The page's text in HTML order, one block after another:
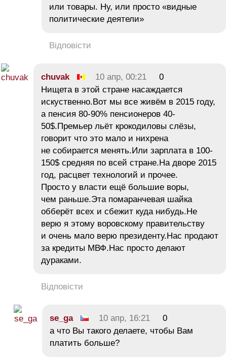
или товары. Ну, или просто «видные
политические деятели»
Відповісти
chuvak 10 апр, 00:21
0
Нищета в этой стране насаждается
искуственно.Вот мы все живём в 2015 году,
а пенсия 80-90% пенсионеров 40-
50$.Премьер льёт крокодиловы слёзы,
говорит что это мало и нихрена
не собирается менять.Или зарплата в 100-
150$ средняя по всей стране.На дворе 2015
год, расцвет технологий и прочее.
Просто у власти ещё большие воры,
чем раньше.Эта помаранчевая шайка
обберёт всех и сбежит куда нибудь.Не
верю я этому воровскому правительству
и очень мало верю президенту.Нас продают
за кредиты МВФ.Нас просто делают
дураками.
Відповісти
se_ga 10 апр, 16:21
0
а что Вы такого делаете, чтобы Вам
платить больше?